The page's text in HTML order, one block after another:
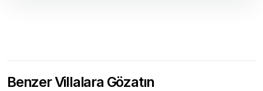
Benzer Villalara Gözatın